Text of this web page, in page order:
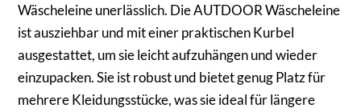
Wäscheleine unerlässlich. Die AUTDOOR Wäscheleine
ist ausziehbar und mit einer praktischen Kurbel
ausgestattet, um sie leicht aufzuhängen und wieder
einzupacken. Sie ist robust und bietet genug Platz für
mehrere Kleidungsstücke, was sie ideal für längere